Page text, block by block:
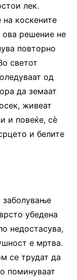
лек.
коскените
решение не
повторно
светот
од
да земаат
живеат
и повеќе, сè
и белите
заболување
убедена
недостасува,
е мртва.
се трудат да
поминуваат